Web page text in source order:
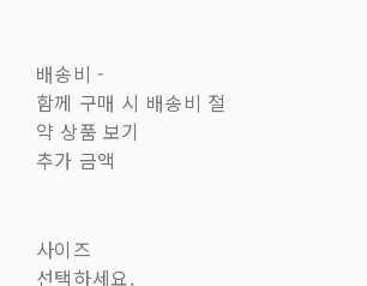
배송비 -
함께 구매 시 배송비 절
약 상품 보기
추가 금액
사이즈
선택하세요.